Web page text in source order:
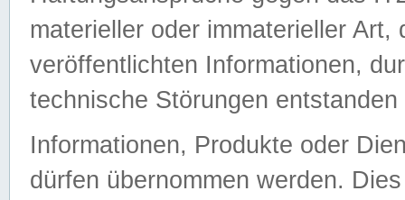
materieller oder immaterieller
veröffentlichten Informationen,
technische Störungen
Informationen, Produkte oder
dürfen übernommen werden.